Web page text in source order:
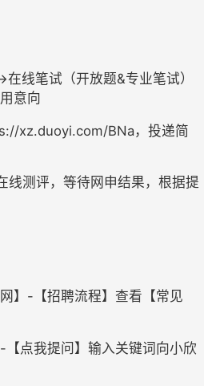
线笔试（开放题&专业笔试）
意向
xz.duoyi.com/BNa，投递简
测评，等待网申结果，根据提
】-【招聘流程】查看【常见
点我提问】输入关键词向小欣